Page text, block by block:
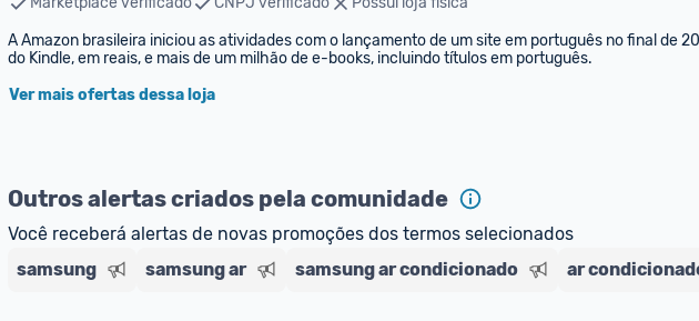
A Amazon brasileira iniciou as atividades com o lançamento de um site em português no final de
do Kindle, em reais, e mais de um milhão de e-books, incluindo títulos em português.
Ver mais ofertas dessa loja
Outros alertas criados pela comunidade
Você receberá alertas de novas promoções dos termos selecionados
samsung
samsung ar samsung ar condicionado ar